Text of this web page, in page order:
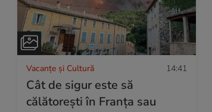
Vacanțe și Cultură 14:41
Cât de sigur este să
călătorești în Franța sau